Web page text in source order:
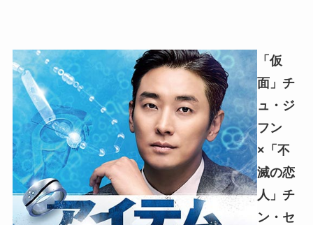
「仮
面」チ
ュ・ジ
フン
×「不
滅の恋
人」チ
ン・セ